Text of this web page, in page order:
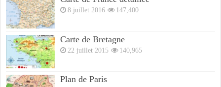
8 juillet 2016 147,400
Carte de Bretagne
22 juillet 2015 140,965
Plan de Paris